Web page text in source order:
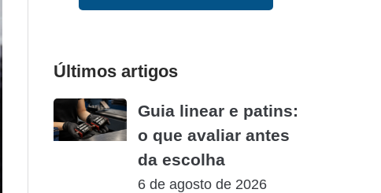
Últimos artigos
Guia linear e patins:
o que avaliar antes
da escolha
6 de agosto de 2026